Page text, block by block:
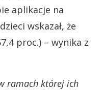
aplikacje na
wskazał, że
proc.) – wynika z
ramach której ich